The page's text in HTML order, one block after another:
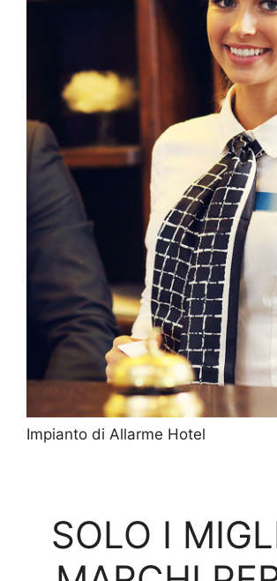
Impianto di Allarme Hotel
SOLO I